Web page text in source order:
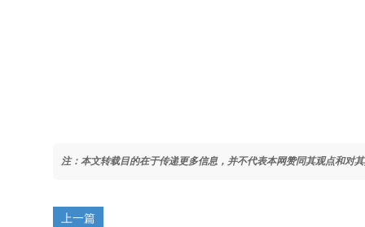
注：本文转载目的在于传递更多信息，并不代表本网赞同其观点和对
上一篇